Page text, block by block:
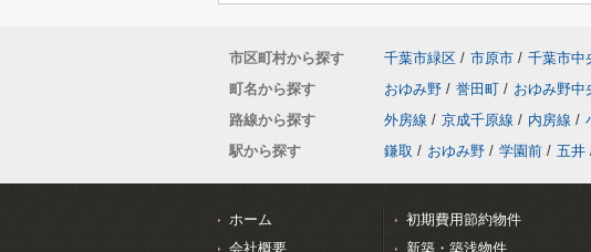
市区町村から探す 千葉市緑区 / 市原市 / 千葉市中
町名から探す
おゆみ野 / 誉田町 / おゆみ野中
路線から探す
外房線 / 京成千原線 / 内房線 /
駅から探す
鎌取 / おゆみ野 / 学園前 / 五井
ホーム
会社概要
初期費用節約物件
新築・築浅物件